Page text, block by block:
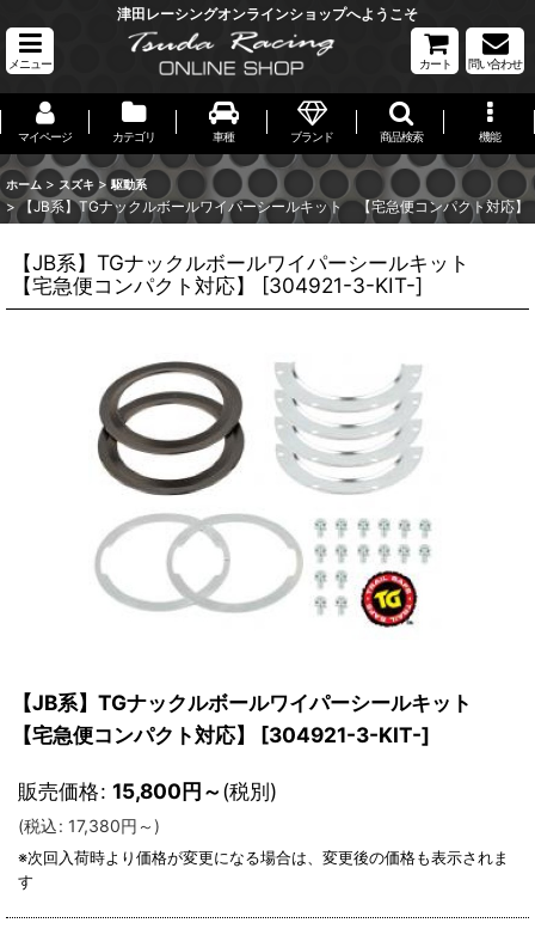
津田レーシングオンラインショップへようこそ
メニュー カート 問い合わせ
マイページ カテゴリ 車種 ブランド 商品検索 機能
ホーム > スズキ > 駆動系
> 【JB系】TGナックルボールワイパーシールキット 【宅急便コンパクト対応】
【JB系】TGナックルボールワイパーシールキット
【宅急便コンパクト対応】
[304921-3-KIT-]
【JB系】TGナックルボールワイパーシールキット
【宅急便コンパクト対応】
[304921-3-KIT-]
販売価格: 15,800円～(税別)
(税込: 17,380円 ～ )